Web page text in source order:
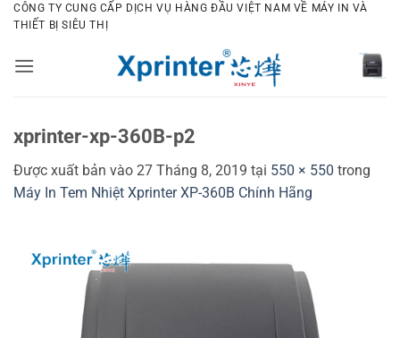
Bỏ
qua
dung
CÔNG TY CUNG CẤP DỊCH VỤ HÀNG ĐẦU VIỆT NAM VỀ MÁY IN VÀ
THIẾT BỊ SIÊU THỊ
xprinter-xp-360B-p2
Được xuất bản vào 27 Tháng 8, 2019 tại 550 × 550 trong
Máy In Tem Nhiệt Xprinter XP-360B Chính Hãng